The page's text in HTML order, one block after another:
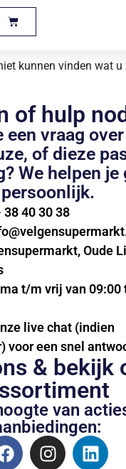
kunnen vinden wat u
of hulp
een vraag
of dieze
We helpen je
persoonlijk.
38 40 30 38
Oude
t/m vrij van 09:00
live chat (indien
voor een snel
& bekijk
van